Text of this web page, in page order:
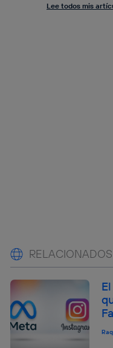
Lee todos mis
RELACIONADOS